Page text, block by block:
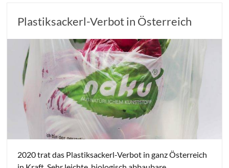
Plastiksackerl-Verbot in Österreich
2020 trat das Plastiksackerl-Verbot in ganz Österreich